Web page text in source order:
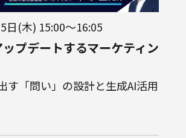
日(木) 15:00～16:05
プデートするマーケティン
す「問い」の設計と生成AI活用